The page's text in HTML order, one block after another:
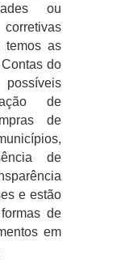
ou
temos as
do
de
de
de
e estão
de
em